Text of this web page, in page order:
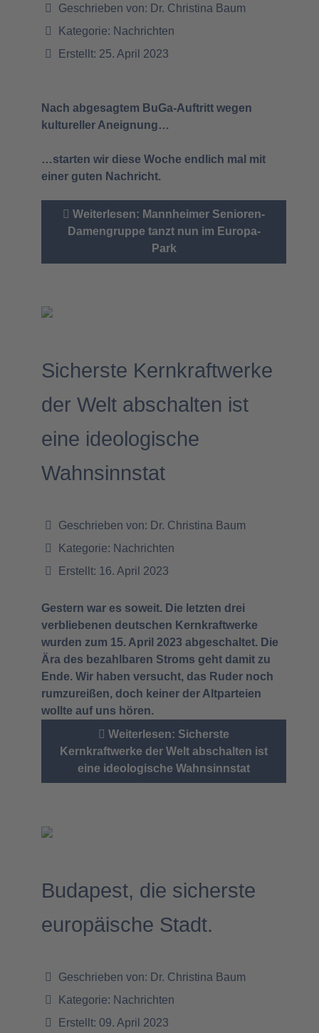
Geschrieben von: Dr. Christina Baum
Kategorie: Nachrichten
Erstellt: 25. April 2023
Nach abgesagtem BuGa-Auftritt wegen
kultureller Aneignung…
…starten wir diese Woche endlich mal mit
einer guten Nachricht.
Weiterlesen: Mannheimer Senioren-
Damengruppe tanzt nun im Europa-
Park
Sicherste Kernkraftwerke
der Welt abschalten ist
eine ideologische
Wahnsinnstat
Geschrieben von: Dr. Christina Baum
Kategorie: Nachrichten
Erstellt: 16. April 2023
Gestern war es soweit. Die letzten drei
verbliebenen deutschen Kernkraftwerke
wurden zum 15. April 2023 abgeschaltet. Die
Ära des bezahlbaren Stroms geht damit zu
Ende. Wir haben versucht, das Ruder noch
rumzureißen, doch keiner der Altparteien
wollte auf uns hören.
Weiterlesen: Sicherste
Kernkraftwerke der Welt abschalten ist
eine ideologische Wahnsinnstat
Budapest, die sicherste
europäische Stadt.
Geschrieben von: Dr. Christina Baum
Kategorie: Nachrichten
Erstellt: 09. April 2023